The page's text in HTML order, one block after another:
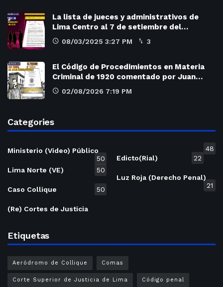
La lista de jueces y administrativos de
Lima Centro al 7 de setiembre del…
08/03/2025 3:27 PM 3
El Código de Procedimientos en Materia
Criminal de 1920 comentado por Juan…
02/08/2026 7:19 PM
Categories
Ministerio (Video) Público
50
Lima Norte (VE)
50
Caso Collique 50
(Re) Cortes de Justicia
48
Edicto(Rial)
22
Luz Roja (Derecho Penal)
21
Etiquetas
Aeródromo de Collique Comas
Corte Superior de Justicia de Lima Código penal